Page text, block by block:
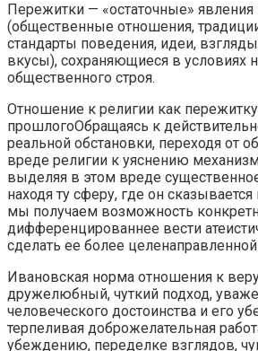
Пережитки — «остаточные»
(общественные отношения,
стандарты поведения, идеи,
вкусы), сохраняющиеся в условиях
общественного строя.
Отношение к религии как пережитку
прошлогоОбращаясь к
реальной обстановки, переходя от
вреде религии к уяснению
выделяя в этом вреде
находя ту сферу, где он
мы получаем возможность
дифференцированнее вести
сделать ее более
Ивановская норма отношения к
дружелюбный, чуткий подход,
человеческого достоинства и его
терпеливая доброжелательная
убеждению, переделке взглядов,